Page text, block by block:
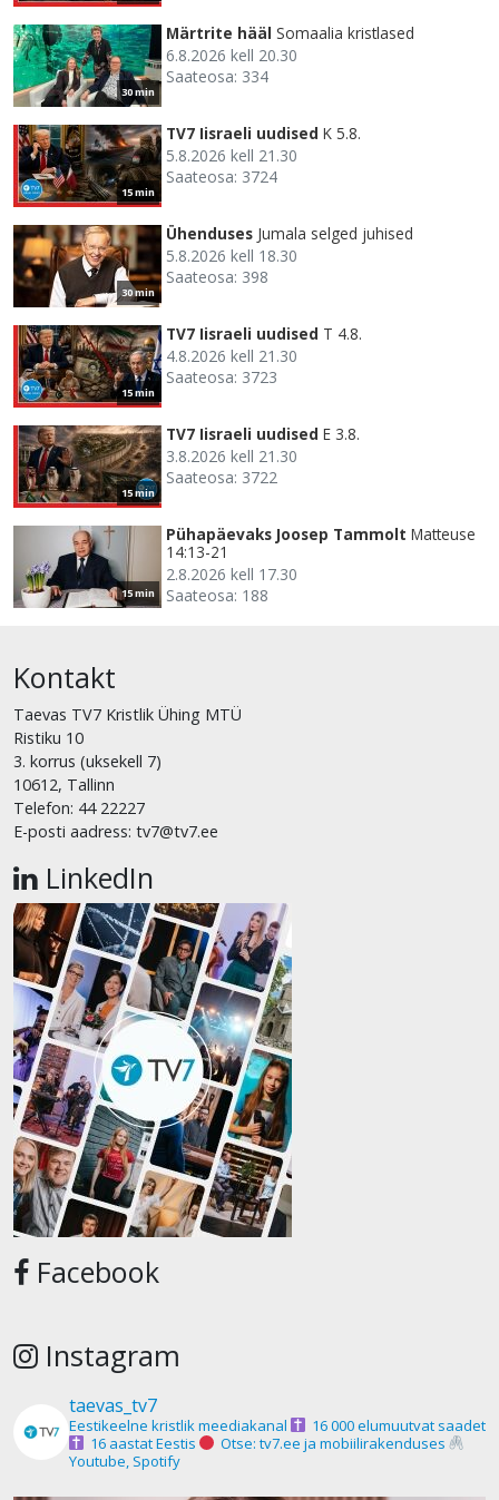
30 min
Märtrite hääl Somaalia kristlased
6.8.2026 kell 20.30
Saateosa: 334
15 min
TV7 Iisraeli uudised K 5.8.
5.8.2026 kell 21.30
Saateosa: 3724
30 min
Ühenduses Jumala selged juhised
5.8.2026 kell 18.30
Saateosa: 398
15 min
TV7 Iisraeli uudised T 4.8.
4.8.2026 kell 21.30
Saateosa: 3723
15 min
TV7 Iisraeli uudised E 3.8.
3.8.2026 kell 21.30
Saateosa: 3722
15 min
Pühapäevaks Joosep Tammolt Matteuse
14:13-21
2.8.2026 kell 17.30
Saateosa: 188
Kontakt
Taevas TV7 Kristlik Ühing MTÜ
Ristiku 10
3. korrus (uksekell 7)
10612, Tallinn
Telefon: 44 22227
E-posti aadress: tv7@tv7.ee
LinkedIn
Facebook
Instagram
taevas_tv7
Eestikeelne kristlik meediakanal
16 000 elumuutvat saadet
16 aastat Eestis
Otse: tv7.ee ja mobiilirakenduses
Youtube, Spotify